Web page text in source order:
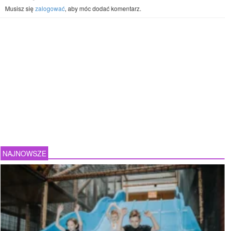
Musisz się zalogować, aby móc dodać komentarz.
NAJNOWSZE